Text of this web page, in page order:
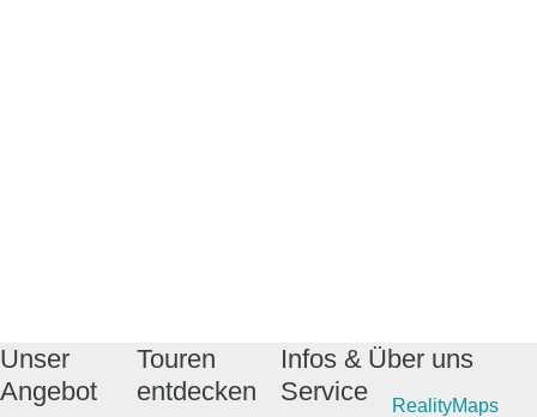
Unser
Angebot
Touren
entdecken
Infos &
Service
Über uns
RealityMaps